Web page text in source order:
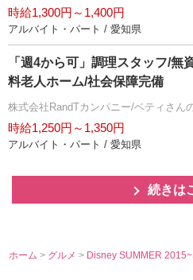
時給1,300円～1,400円
アルバイト・パート / 愛知県
「週4から可」調理スタッフ/無
料老人ホーム/社会保障完備
株式会社RandTカンパニー/ベティさん
時給1,250円～1,350円
アルバイト・パート / 愛知県
続きは
ホーム > グルメ> Disney SUMMER